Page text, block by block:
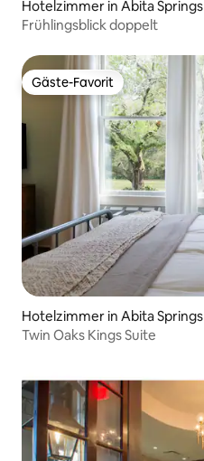
Hotelzimmer in Abita Springs
Frühlingsblick doppelt
Gäste-Favorit
Gäste-Favorit
Hotelzimmer in Abita Springs
Twin Oaks Kings Suite